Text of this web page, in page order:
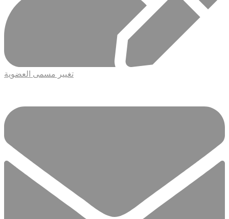
تغيير مسمى العضوية